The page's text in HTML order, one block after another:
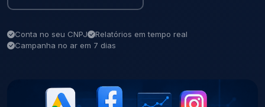
Conta no seu CNPJ
Relatórios em tempo real
Campanha no ar em 7 dias